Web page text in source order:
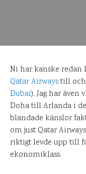
Ni har kanske redan
Qatar Airwaystill och
Dubai). Jag har även
Doha till Arlanda i
blandade känslor
om just Qatar
riktigt levde upp till
ekonomiklass.